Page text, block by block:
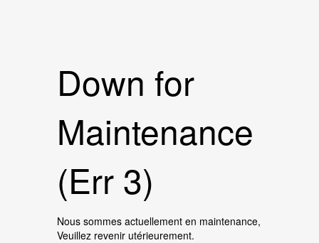
Down for
Maintenance
(Err 3)
Nous sommes actuellement en maintenance,
Veuillez revenir utérieurement.